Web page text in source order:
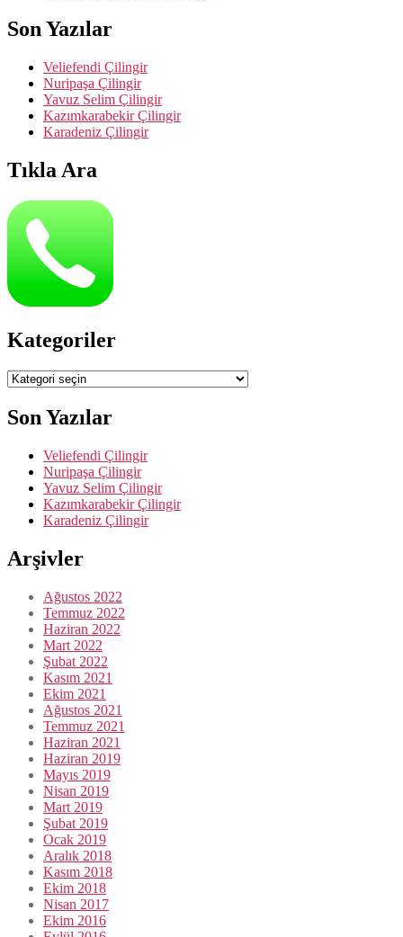
Son Yazılar
Veliefendi Çilingir
Nuripaşa Çilingir
Yavuz Selim Çilingir
Kazımkarabekir Çilingir
Karadeniz Çilingir
Tıkla Ara
Kategoriler
Kategoriler
Son Yazılar
Veliefendi Çilingir
Nuripaşa Çilingir
Yavuz Selim Çilingir
Kazımkarabekir Çilingir
Karadeniz Çilingir
Arşivler
Ağustos 2022
Temmuz 2022
Haziran 2022
Mart 2022
Şubat 2022
Kasım 2021
Ekim 2021
Ağustos 2021
Temmuz 2021
Haziran 2021
Haziran 2019
Mayıs 2019
Nisan 2019
Mart 2019
Şubat 2019
Ocak 2019
Aralık 2018
Kasım 2018
Ekim 2018
Nisan 2017
Ekim 2016